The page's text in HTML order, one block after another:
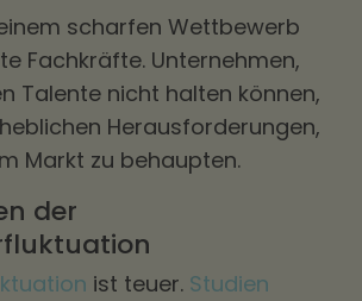
scharfen Wettbewerb
Fachkräfte. Unternehmen,
Talente nicht halten können,
Herausforderungen,
Markt zu behaupten.
der
ist teuer. Studien